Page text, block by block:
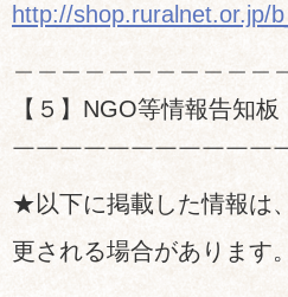
http://shop.ruralnet.or.jp/
【５】NGO等情報告知板
￣￣￣￣￣￣￣￣￣￣￣
★以下に掲載した情報は
更される場合があります